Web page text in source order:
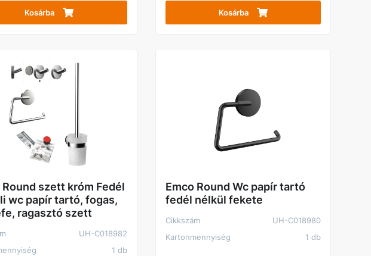
Kosárba Kosárba
Round szett króm Fedél
wc papír tartó, fogas,
ragasztó szett
UH-C018982
1 db
Emco Round Wc papír tartó
fedél nélkül fekete
Cikkszám
UH-C018980
Kartonmennyiség
1 db